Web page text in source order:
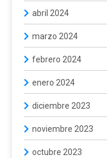
abril 2024
marzo 2024
febrero 2024
enero 2024
diciembre 2023
noviembre 2023
octubre 2023